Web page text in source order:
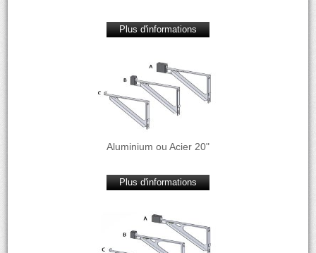
Plus d'informations
Aluminium ou Acier 20"
Plus d'informations